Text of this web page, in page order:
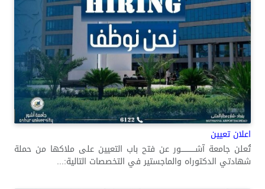
اعلان تعيين
تُعلن جامعة آشــــــــــــور عن فتح باب التعيين على ملاكها من حملة
شهادتي الدكتوراه والماجستير في التخصصات التالية:...